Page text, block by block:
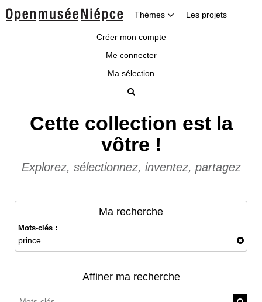
Thèmes Les projets
Créer mon compte
Me connecter
Ma sélection
Cette collection est la
vôtre !
Explorez, sélectionnez, inventez, partagez
Ma recherche
Mots-clés :
prince
Affiner ma recherche